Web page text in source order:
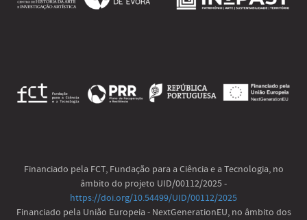
Financiado pela FCT, Fundação para a Ciência e a Tecnologia, no
âmbito do projeto UID/00112/2025 -
https://doi.org/10.54499/UID/00112/2025
Financiado pela União Europeia - NextGenerationEU, no âmbito dos